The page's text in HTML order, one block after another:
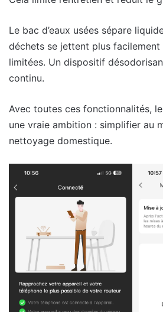
Le bac d’eaux usées sépare
déchets se jettent plus
limitées. Un dispositif
continu.
Avec toutes ces fonctionnalités,
une vraie ambition : simplifier au
nettoyage domestique.